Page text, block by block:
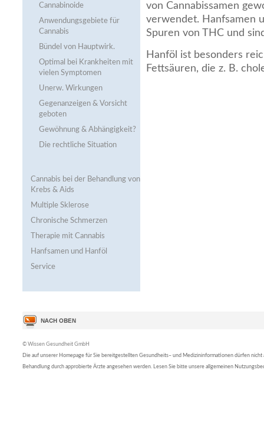
Cannabinoide
Anwendungsgebiete für
Cannabis
Bündel von Hauptwirk.
Optimal bei Krankheiten mit
vielen Symptomen
Unerw. Wirkungen
Gegenanzeigen & Vorsicht
geboten
Gewöhnung & Abhängigkeit?
Die rechtliche Situation
Cannabis bei der Behandlung von
Krebs & Aids
Multiple Sklerose
Chronische Schmerzen
Therapie mit Cannabis
Hanfsamen und Hanföl
Service
von Cannabissamen
verwendet. Hanfsamen
Spuren von THC und
Hanföl ist besonders
Fettsäuren, die z. B.
© Wissen Gesundheit GmbH
Die auf unserer Homepage für Sie bereitgestellten Gesundheits– und Medizininformationen dürfen nicht
Behandlung durch approbierte Ärzte angesehen werden. Lesen Sie bitte unsere allgemeinen